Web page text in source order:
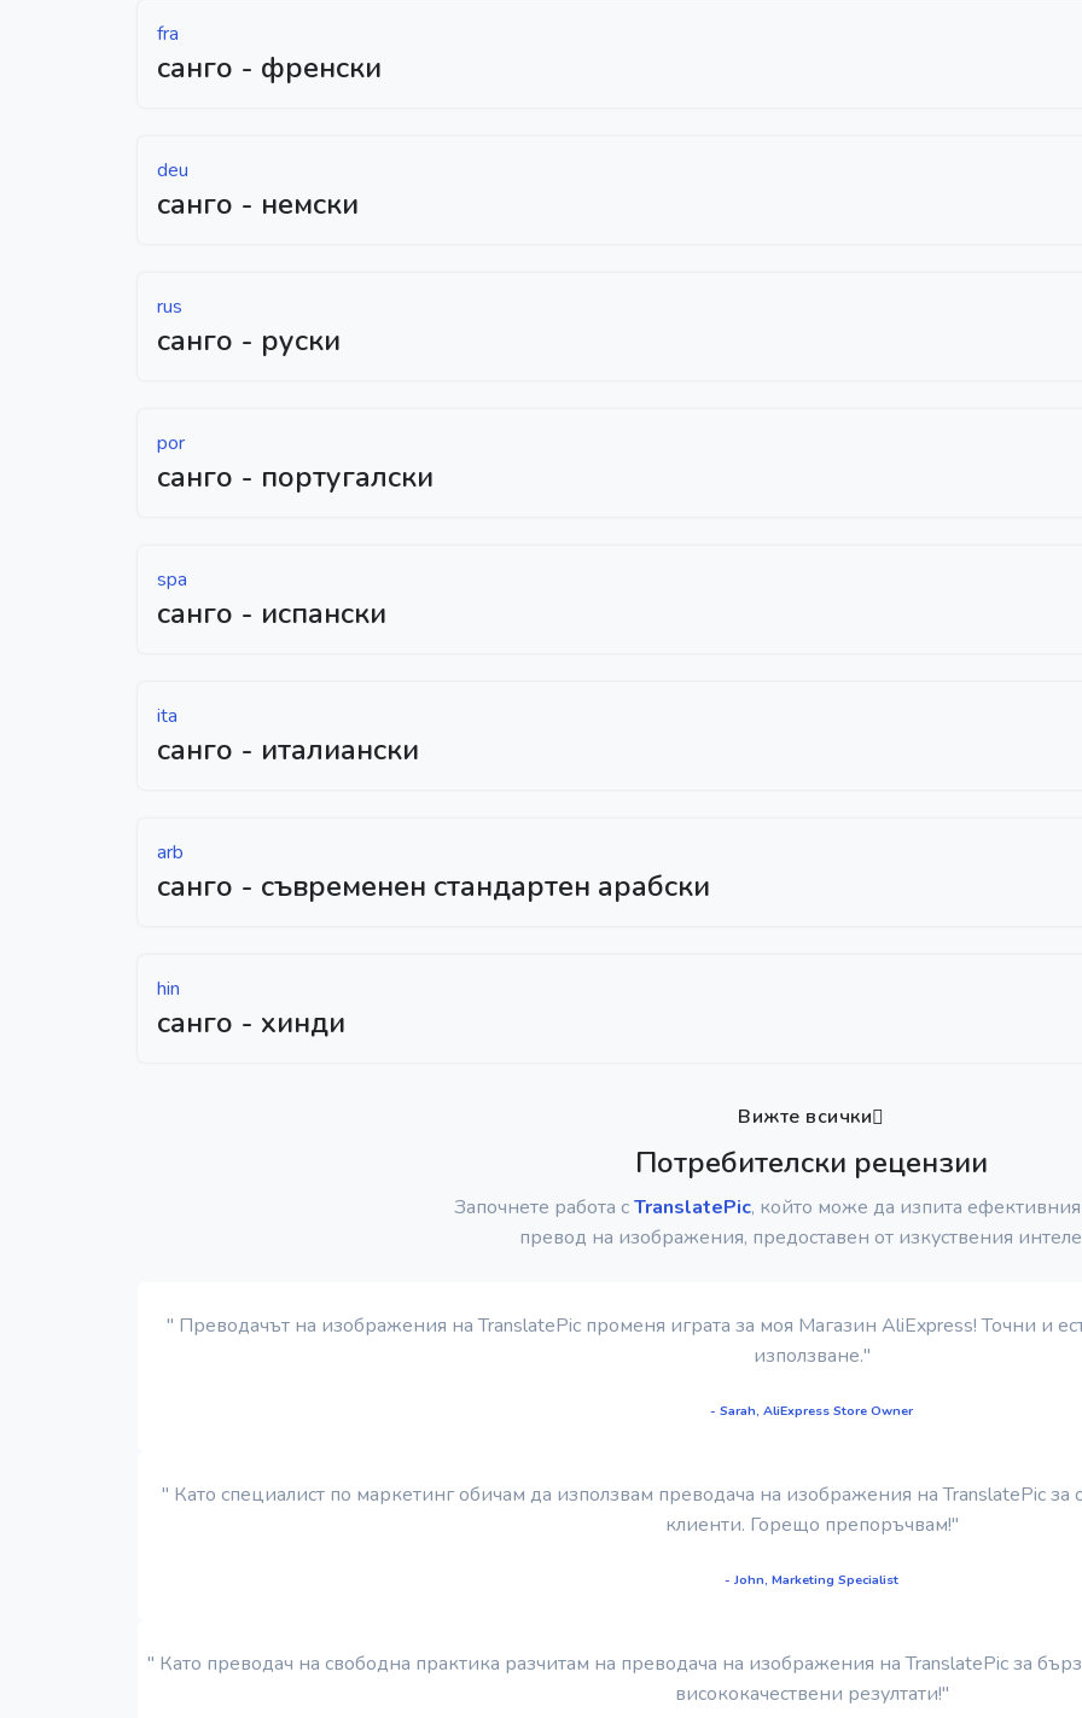
fra
санго - френски
deu
санго - немски
rus
санго - руски
por
санго - португалски
spa
санго - испански
ita
санго - италиански
arb
санго - съвременен стандартен арабски
hin
санго - хинди
Вижте всички
Потребителски рецензии
Започнете работа сTranslatePic, който може да изпита
превод на изображения, предоставен от изкуствения
" Преводачът на изображения на TranslatePic променя играта за моя Магазин AliExpress! Точни и
използване."
- Sarah, AliExpress Store Owner
" Като специалист по маркетинг обичам да използвам преводача на изображения на TranslatePic
клиенти. Горещо препоръчвам!"
- John, Marketing Specialist
" Като преводач на свободна практика разчитам на преводача на изображения на TranslatePic за
висококачествени резултати!"